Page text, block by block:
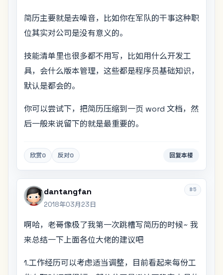
简历主要就是去噪音，比如你在军队的干事这种职
位其实对公司是没有意义的。
技能清单里也很多都不用写，比如用什么开发工
具，会什么版本管理，这些都是程序员基础知识，
默认是都会的。
你可以尝试下，把简历压缩到一页 word 文档，然
后一般来说留下的就是最重要的。
欣赏0 反对0 回复本楼
#5
dantangfan
2018年03月23日
啊哈，老哥像极了我第一次跳槽写简历的时候~ 我
来总结一下上面各位大佬的建议吧
1.工作经历可以考虑适当调整，目前看起来每份工